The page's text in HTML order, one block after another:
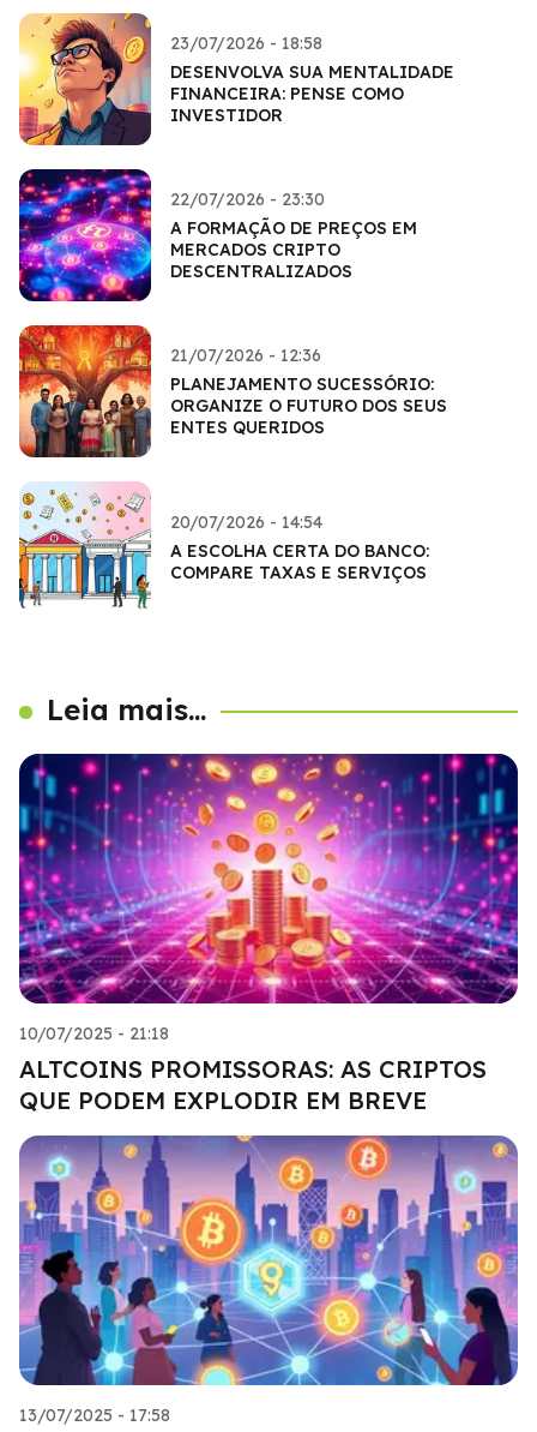
23/07/2026 - 18:58
DESENVOLVA SUA MENTALIDADE
FINANCEIRA: PENSE COMO
INVESTIDOR
22/07/2026 - 23:30
A FORMAÇÃO DE PREÇOS EM
MERCADOS CRIPTO
DESCENTRALIZADOS
21/07/2026 - 12:36
PLANEJAMENTO SUCESSÓRIO:
ORGANIZE O FUTURO DOS SEUS
ENTES QUERIDOS
20/07/2026 - 14:54
A ESCOLHA CERTA DO BANCO:
COMPARE TAXAS E SERVIÇOS
Leia mais...
10/07/2025 - 21:18
ALTCOINS PROMISSORAS: AS CRIPTOS
QUE PODEM EXPLODIR EM BREVE
13/07/2025 - 17:58